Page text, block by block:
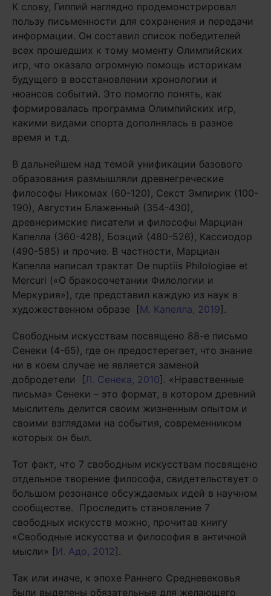
К слову, Гиппий наглядно продемонстрировал
пользу письменности для сохранения и передачи
информации. Он составил список победителей
всех прошедших к тому моменту Олимпийских
игр, что оказало огромную помощь историкам
будущего в восстановлении хронологии и
нюансов событий. Это помогло понять, как
формировалась программа Олимпийских игр,
какими видами спорта дополнялась в разное
время и т.д.
В дальнейшем над темой унификации базового
образования размышляли древнегреческие
философы Никомах (60-120), Секст Эмпирик (100-
190), Августин Блаженный (354-430),
древнеримские писатели и философы Марциан
Капелла (360-428), Боэций (480-526), Кассиодор
(490-585) и прочие. В частности, Марциан
Капелла написал трактат De nuptiis Philologiae et
Mercuri («О бракосочетании Филологии и
Меркурия»), где представил каждую из наук в
художественном образе [М. Капелла, 2019].
Свободным искусствам посвящено 88-е письмо
Сенеки (4-65), где он предостерегает, что знание
ни в коем случае не является заменой
добродетели [Л. Сенека, 2010]. «Нравственные
письма» Сенеки – это формат, в котором древний
мыслитель делится своим жизненным опытом и
своими взглядами на события, современником
которых он был.
Тот факт, что 7 свободным искусствам посвящено
отдельное творение философа, свидетельствует о
большом резонансе обсуждаемых идей в научном
сообществе. Проследить становление 7
свободных искусств можно, прочитав книгу
«Свободные искусства и философия в античной
мысли» [И. Адо, 2012].
Так или иначе, к эпохе Раннего Средневековья
были выделены обязательные для желающего